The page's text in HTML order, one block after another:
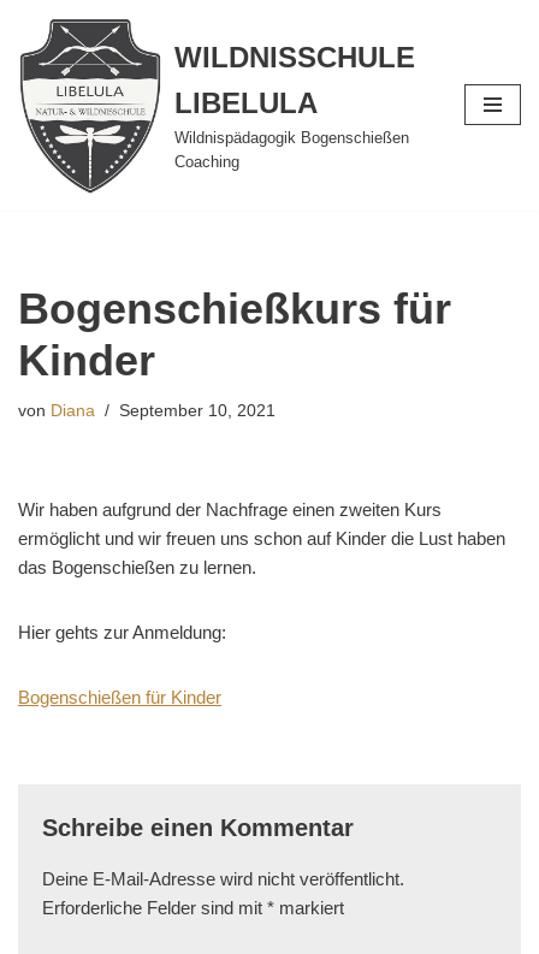
Zum
Inhalt
springen
WILDNISSCHULE
LIBELULA
Wildnispädagogik Bogenschießen
Coaching
Bogenschießkurs für
Kinder
von Diana September 10, 2021
Wir haben aufgrund der Nachfrage einen zweiten Kurs
ermöglicht und wir freuen uns schon auf Kinder die Lust haben
das Bogenschießen zu lernen.
Hier gehts zur Anmeldung:
Bogenschießen für Kinder
Schreibe einen Kommentar
Deine E-Mail-Adresse wird nicht veröffentlicht.
Erforderliche Felder sind mit * markiert